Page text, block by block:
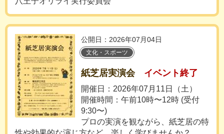
公開日：2026年07月04日
文化・スポーツ
紙芝居実演会 イベント終了
開催日：2026年07月11日（土）
開催時間：午前10時〜12時 (受付
9:30〜)
プロの実演を観ながら、紙芝居の特